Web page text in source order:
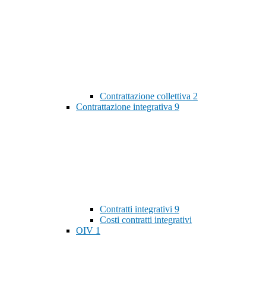
Contrattazione collettiva 2
Contrattazione integrativa 9
Contratti integrativi 9
Costi contratti integrativi
OIV 1